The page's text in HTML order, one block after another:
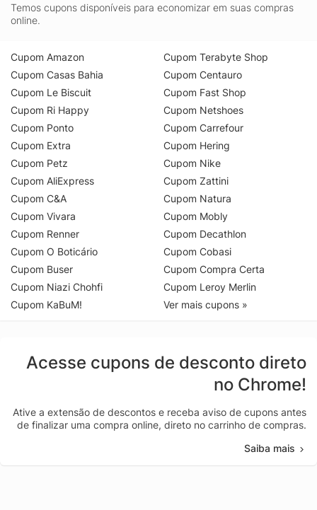
Temos cupons disponíveis para economizar em suas compras
online.
Cupom Amazon
Cupom Casas Bahia
Cupom Le Biscuit
Cupom Ri Happy
Cupom Ponto
Cupom Extra
Cupom Petz
Cupom AliExpress
Cupom C&A
Cupom Vivara
Cupom Renner
Cupom O Boticário
Cupom Buser
Cupom Niazi Chohfi
Cupom KaBuM!
Cupom Terabyte Shop
Cupom Centauro
Cupom Fast Shop
Cupom Netshoes
Cupom Carrefour
Cupom Hering
Cupom Nike
Cupom Zattini
Cupom Natura
Cupom Mobly
Cupom Decathlon
Cupom Cobasi
Cupom Compra Certa
Cupom Leroy Merlin
Ver mais cupons »
Acesse cupons de desconto direto
no Chrome!
Ative a extensão de descontos e receba aviso de cupons antes
de finalizar uma compra online, direto no carrinho de compras.
Saiba mais